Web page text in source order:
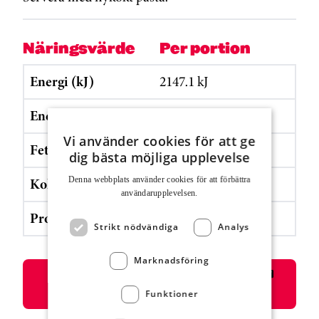
Näringsvärde Per portion
Energi (kJ)
2147.1 kJ
Energi (kcal)
Fett
18.8 g
Kolhydrater
63.2 g
Protein
21.9 g
Skriv ut eller välj i listan för skrivare
”Spara som pdf”
Vi använder cookies för att ge
dig bästa möjliga upplevelse
Denna webbplats använder cookies för att för­bättra
användar­upplevelsen.
Strikt nödvändiga Analys
Marknadsföring
Funktioner